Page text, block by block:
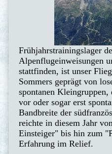
Frühjahrstrainingslager
Alpenflugeinweisungen
stattfinden, ist unser
Sommers geprägt von
spontanen
vor oder sogar erst
Bandbreite der
reichte in diesem Jahr
Einsteiger" bis hin zum
Erfahrung im Relief.